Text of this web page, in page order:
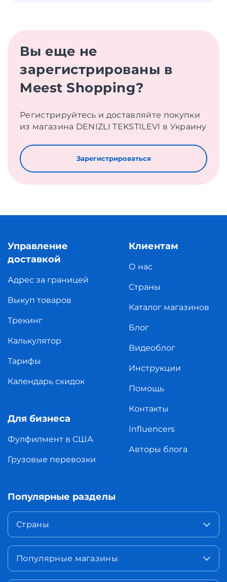
Вы еще не
зарегистрированы в
Meest Shopping?
Регистрируйтесь и доставляйте покупки
из магазина DENIZLI TEKSTILEVI в Украину
Зарегистрироваться
Управление
доставкой
Адрес за границей
Выкуп товаров
Трекинг
Калькулятор
Тарифы
Календарь скидок
Для бизнеса
Фулфилмент в США
Грузовые перевозки
Клиентам
О нас
Страны
Каталог магазинов
Блог
Видеоблог
Инструкции
Помощь
Контакты
Influencers
Авторы блога
Популярные разделы
Страны
Популярные магазины